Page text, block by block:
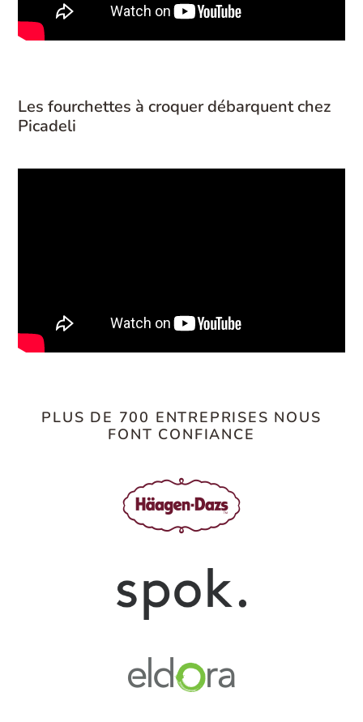
Les fourchettes à croquer débarquent chez
Picadeli
PLUS DE 700 ENTREPRISES NOUS
FONT CONFIANCE